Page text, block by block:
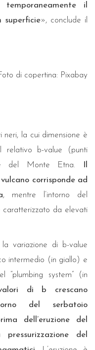
il
superficie», conclude il
di copertina: Pixabay
neri, la cui dimensione è
relativo b-value (punti
del Monte Etna.
corrisponde ad
, mentre l’intorno del
caratterizzato da elevati
variazione di b-value
intermedio (in giallo) e
“plumbing system” (in
di b crescano
del serbatoio
dell’eruzione del
del